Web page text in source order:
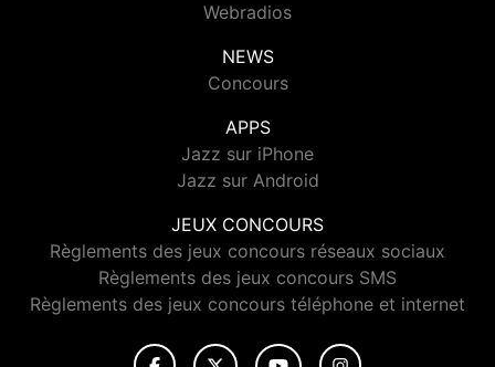
Webradios
NEWS
Concours
APPS
Jazz sur iPhone
Jazz sur Android
JEUX CONCOURS
Règlements des jeux concours réseaux sociaux
Règlements des jeux concours SMS
Règlements des jeux concours téléphone et internet